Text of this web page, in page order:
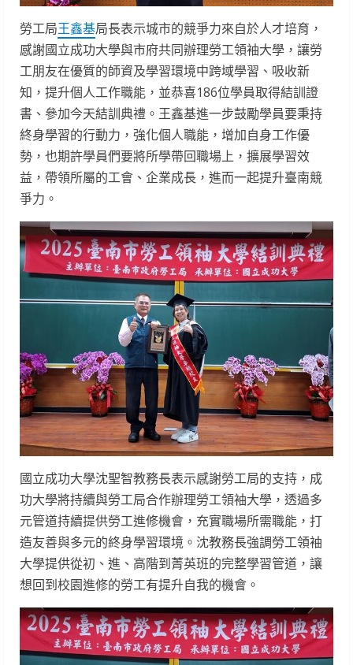
勞工局王鑫基局長表示城市的競爭力來自於人才培育，
感謝國立成功大學與市府共同辦理勞工領袖大學，讓勞
工朋友在優質的師資及學習環境中跨域學習、吸收新
知，提升個人工作職能，並恭喜186位學員取得結訓證
書、參加今天結訓典禮。王鑫基進一步鼓勵學員要秉持
終身學習的行動力，強化個人職能，增加自身工作優
勢，也期許學員們要將所學帶回職場上，擴展學習效
益，帶領所屬的工會、企業成長，進而一起提升臺南競
爭力。
國立成功大學沈聖智教務長表示感謝勞工局的支持，成
功大學將持續與勞工局合作辦理勞工領袖大學，透過多
元管道持續提供勞工進修機會，充實職場所需職能，打
造友善與多元的終身學習環境。沈教務長強調勞工領袖
大學提供從初、進、高階到菁英班的完整學習管道，讓
想回到校園進修的勞工有提升自我的機會。